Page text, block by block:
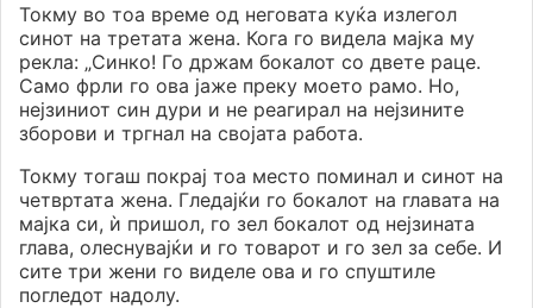
Токму во тоа време од неговата куќа излегол
синот на третата жена. Кога го видела мајка му
рекла: „Синко! Го држам бокалот со двете раце.
Само фрли го ова јаже преку моето рамо. Но,
нејзиниот син дури и не реагирал на нејзините
зборови и тргнал на својата работа.
Токму тогаш покрај тоа место поминал и синот на
четвртата жена. Гледајќи го бокалот на главата на
мајка си, ѝ пришол, го зел бокалот од нејзината
глава, олеснувајќи и го товарот и го зел за себе. И
сите три жени го виделе ова и го спуштиле
погледот надолу.